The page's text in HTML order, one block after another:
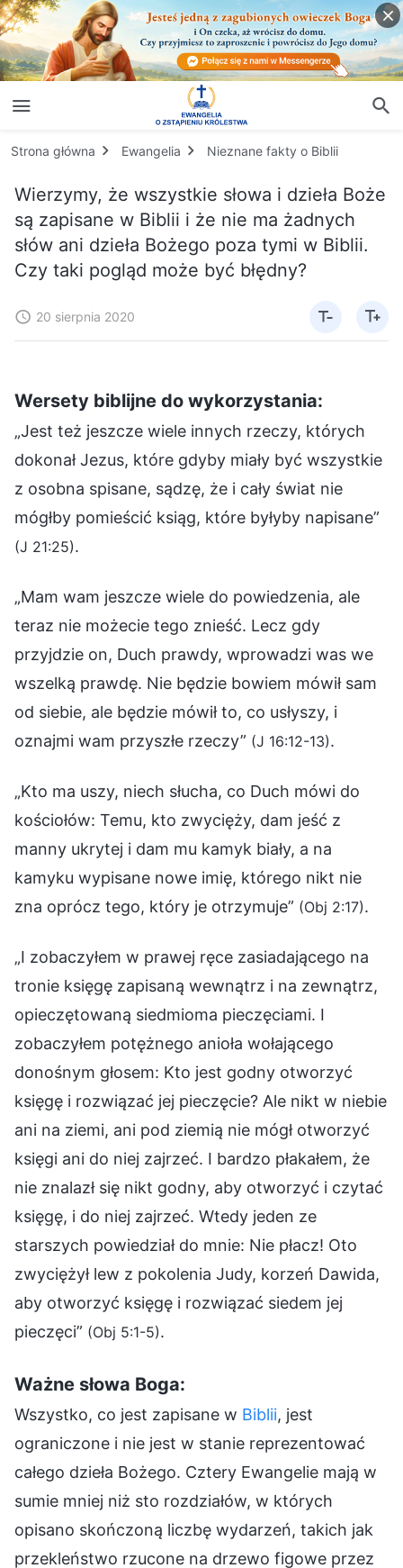
Strona główna Ewangelia Nieznane fakty o Biblii
Wierzymy, że wszystkie słowa i dzieła Boże
są zapisane w Biblii i że nie ma żadnych
słów ani dzieła Bożego poza tymi w Biblii.
Czy taki pogląd może być błędny?
20 sierpnia 2020
Wersety biblijne do wykorzystania:
„Jest też jeszcze wiele innych rzeczy, których
dokonał Jezus, które gdyby miały być wszystkie
z osobna spisane, sądzę, że i cały świat nie
mógłby pomieścić ksiąg, które byłyby napisane”
(J 21:25).
„Mam wam jeszcze wiele do powiedzenia, ale
teraz nie możecie tego znieść. Lecz gdy
przyjdzie on, Duch prawdy, wprowadzi was we
wszelką prawdę. Nie będzie bowiem mówił sam
od siebie, ale będzie mówił to, co usłyszy, i
oznajmi wam przyszłe rzeczy” (J 16:12-13).
„Kto ma uszy, niech słucha, co Duch mówi do
kościołów: Temu, kto zwycięży, dam jeść z
manny ukrytej i dam mu kamyk biały, a na
kamyku wypisane nowe imię, którego nikt nie
zna oprócz tego, który je otrzymuje” (Obj 2:17).
„I zobaczyłem w prawej ręce zasiadającego na
tronie księgę zapisaną wewnątrz i na zewnątrz,
opieczętowaną siedmioma pieczęciami. I
zobaczyłem potężnego anioła wołającego
donośnym głosem: Kto jest godny otworzyć
księgę i rozwiązać jej pieczęcie? Ale nikt w niebie
ani na ziemi, ani pod ziemią nie mógł otworzyć
księgi ani do niej zajrzeć. I bardzo płakałem, że
nie znalazł się nikt godny, aby otworzyć i czytać
księgę, i do niej zajrzeć. Wtedy jeden ze
starszych powiedział do mnie: Nie płacz! Oto
zwyciężył lew z pokolenia Judy, korzeń Dawida,
aby otworzyć księgę i rozwiązać siedem jej
pieczęci” (Obj 5:1-5).
Ważne słowa Boga:
Wszystko, co jest zapisane w Biblii, jest
ograniczone i nie jest w stanie reprezentować
całego dzieła Bożego. Cztery Ewangelie mają w
sumie mniej niż sto rozdziałów, w których
opisano skończoną liczbę wydarzeń, takich jak
przekleństwo rzucone na drzewo figowe przez